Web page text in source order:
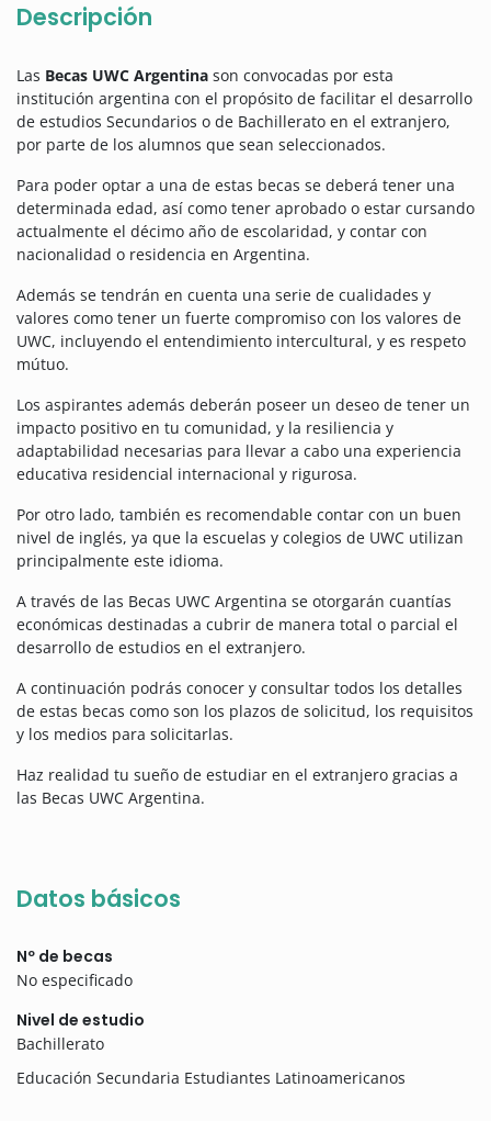
Descripción
Las Becas UWC Argentina son convocadas por esta
institución argentina con el propósito de facilitar el desarrollo
de estudios Secundarios o de Bachillerato en el extranjero,
por parte de los alumnos que sean seleccionados.
Para poder optar a una de estas becas se deberá tener una
determinada edad, así como tener aprobado o estar cursando
actualmente el décimo año de escolaridad, y contar con
nacionalidad o residencia en Argentina.
Además se tendrán en cuenta una serie de cualidades y
valores como tener un fuerte compromiso con los valores de
UWC, incluyendo el entendimiento intercultural, y es respeto
mútuo.
Los aspirantes además deberán poseer un deseo de tener un
impacto positivo en tu comunidad, y la resiliencia y
adaptabilidad necesarias para llevar a cabo una experiencia
educativa residencial internacional y rigurosa.
Por otro lado, también es recomendable contar con un buen
nivel de inglés, ya que la escuelas y colegios de UWC utilizan
principalmente este idioma.
A través de las Becas UWC Argentina se otorgarán cuantías
económicas destinadas a cubrir de manera total o parcial el
desarrollo de estudios en el extranjero.
A continuación podrás conocer y consultar todos los detalles
de estas becas como son los plazos de solicitud, los requisitos
y los medios para solicitarlas.
Haz realidad tu sueño de estudiar en el extranjero gracias a
las Becas UWC Argentina.
Datos básicos
Nº de becas
No especificado
Nivel de estudio
Bachillerato
Educación Secundaria Estudiantes Latinoamericanos